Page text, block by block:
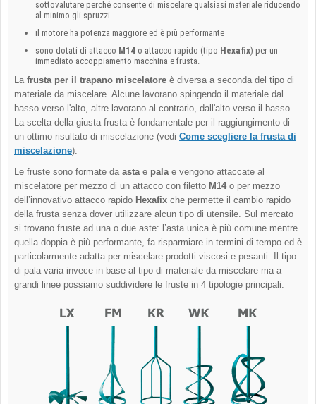
sottovalutare perché consente di miscelare qualsiasi materiale riducendo
al minimo gli spruzzi
il motore ha potenza maggiore ed è più performante
sono dotati di attacco M14 o attacco rapido (tipo Hexafix) per un
immediato accoppiamento macchina e frusta.
La frusta per il trapano miscelatore è diversa a seconda del tipo di
materiale da miscelare. Alcune lavorano spingendo il materiale dal
basso verso l'alto, altre lavorano al contrario, dall'alto verso il basso.
La scelta della giusta frusta è fondamentale per il raggiungimento di
un ottimo risultato di miscelazione (vedi Come scegliere la frusta di
miscelazione).
Le fruste sono formate da astae palae vengono attaccate al
miscelatore per mezzo di un attacco con filetto M14 o per mezzo
dell’innovativo attacco rapido Hexafix che permette il cambio rapido
della frusta senza dover utilizzare alcun tipo di utensile. Sul mercato
si trovano fruste ad una o due aste: l’asta unica è più comune mentre
quella doppia è più performante, fa risparmiare in termini di tempo ed è
particolarmente adatta per miscelare prodotti viscosi e pesanti. Il tipo
di pala varia invece in base al tipo di materiale da miscelare ma a
grandi linee possiamo suddividere le fruste in 4 tipologie principali.